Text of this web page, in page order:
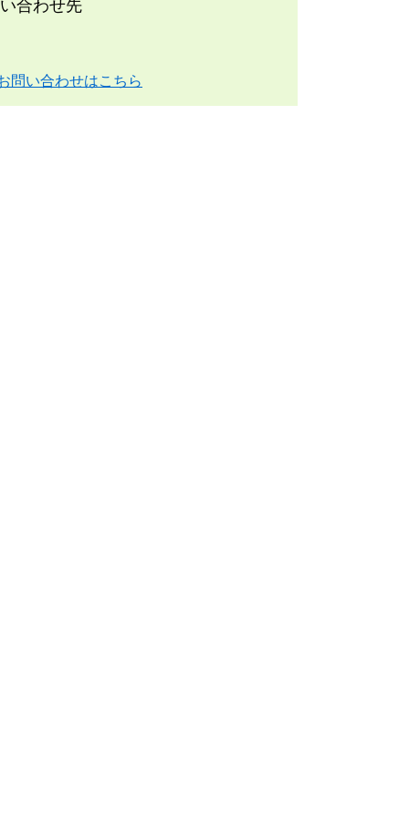
合わせ先
問い合わせはこちら